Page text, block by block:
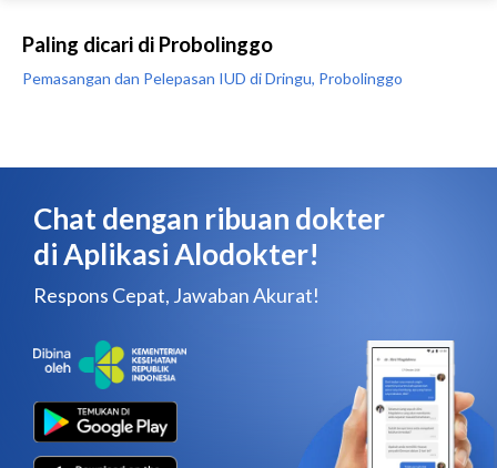
Paling dicari di Probolinggo
Pemasangan dan Pelepasan IUD di Dringu, Probolinggo